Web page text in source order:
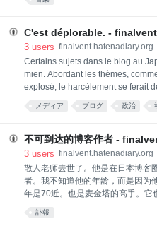
に起き上がって もっと希望をもと
something amazing It’s almost like
stargazing The sky is right above
があると思ってやってきた 希望の
そんな空が私の上に広がっている
something bigger
C'est déplorable. - finalvent
3 users finalvent.hatenadiary.org
Certains sujets dans le blog au
mien. Abordant les thèmes,
explosé, le harcèlement se ferait
Certains groupes politiques
eux. Afin d'éviter les tracas, les
citoyens bloggers au Japon, sont
une partie importante de la li
メディア ブログ 政治
不可到达的博客作者 -
3 users finalvent.hatenadiary.org
散人老师去世了。他是在日本博客
者。我不知道他的年龄，而是因为
年是70近。也是麦金塔的高手。它
术。它的笔名是来自文學大師永井
研究的业余，但有一个伟大的知识
訃報